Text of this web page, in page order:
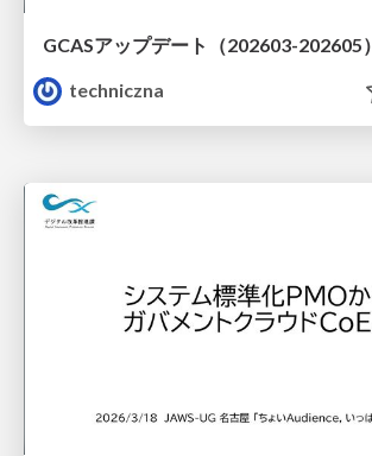
GCASアップデート（202603-202605）
techniczna